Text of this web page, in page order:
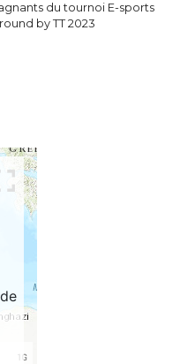
du tournoi E-sports
by TT 2023